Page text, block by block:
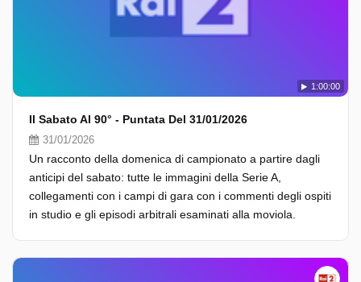
1:00:00
Il Sabato Al 90° - Puntata Del 31/01/2026
31/01/2026
Un racconto della domenica di campionato a partire dagli
anticipi del sabato: tutte le immagini della Serie A,
collegamenti con i campi di gara con i commenti degli ospiti
in studio e gli episodi arbitrali esaminati alla moviola.